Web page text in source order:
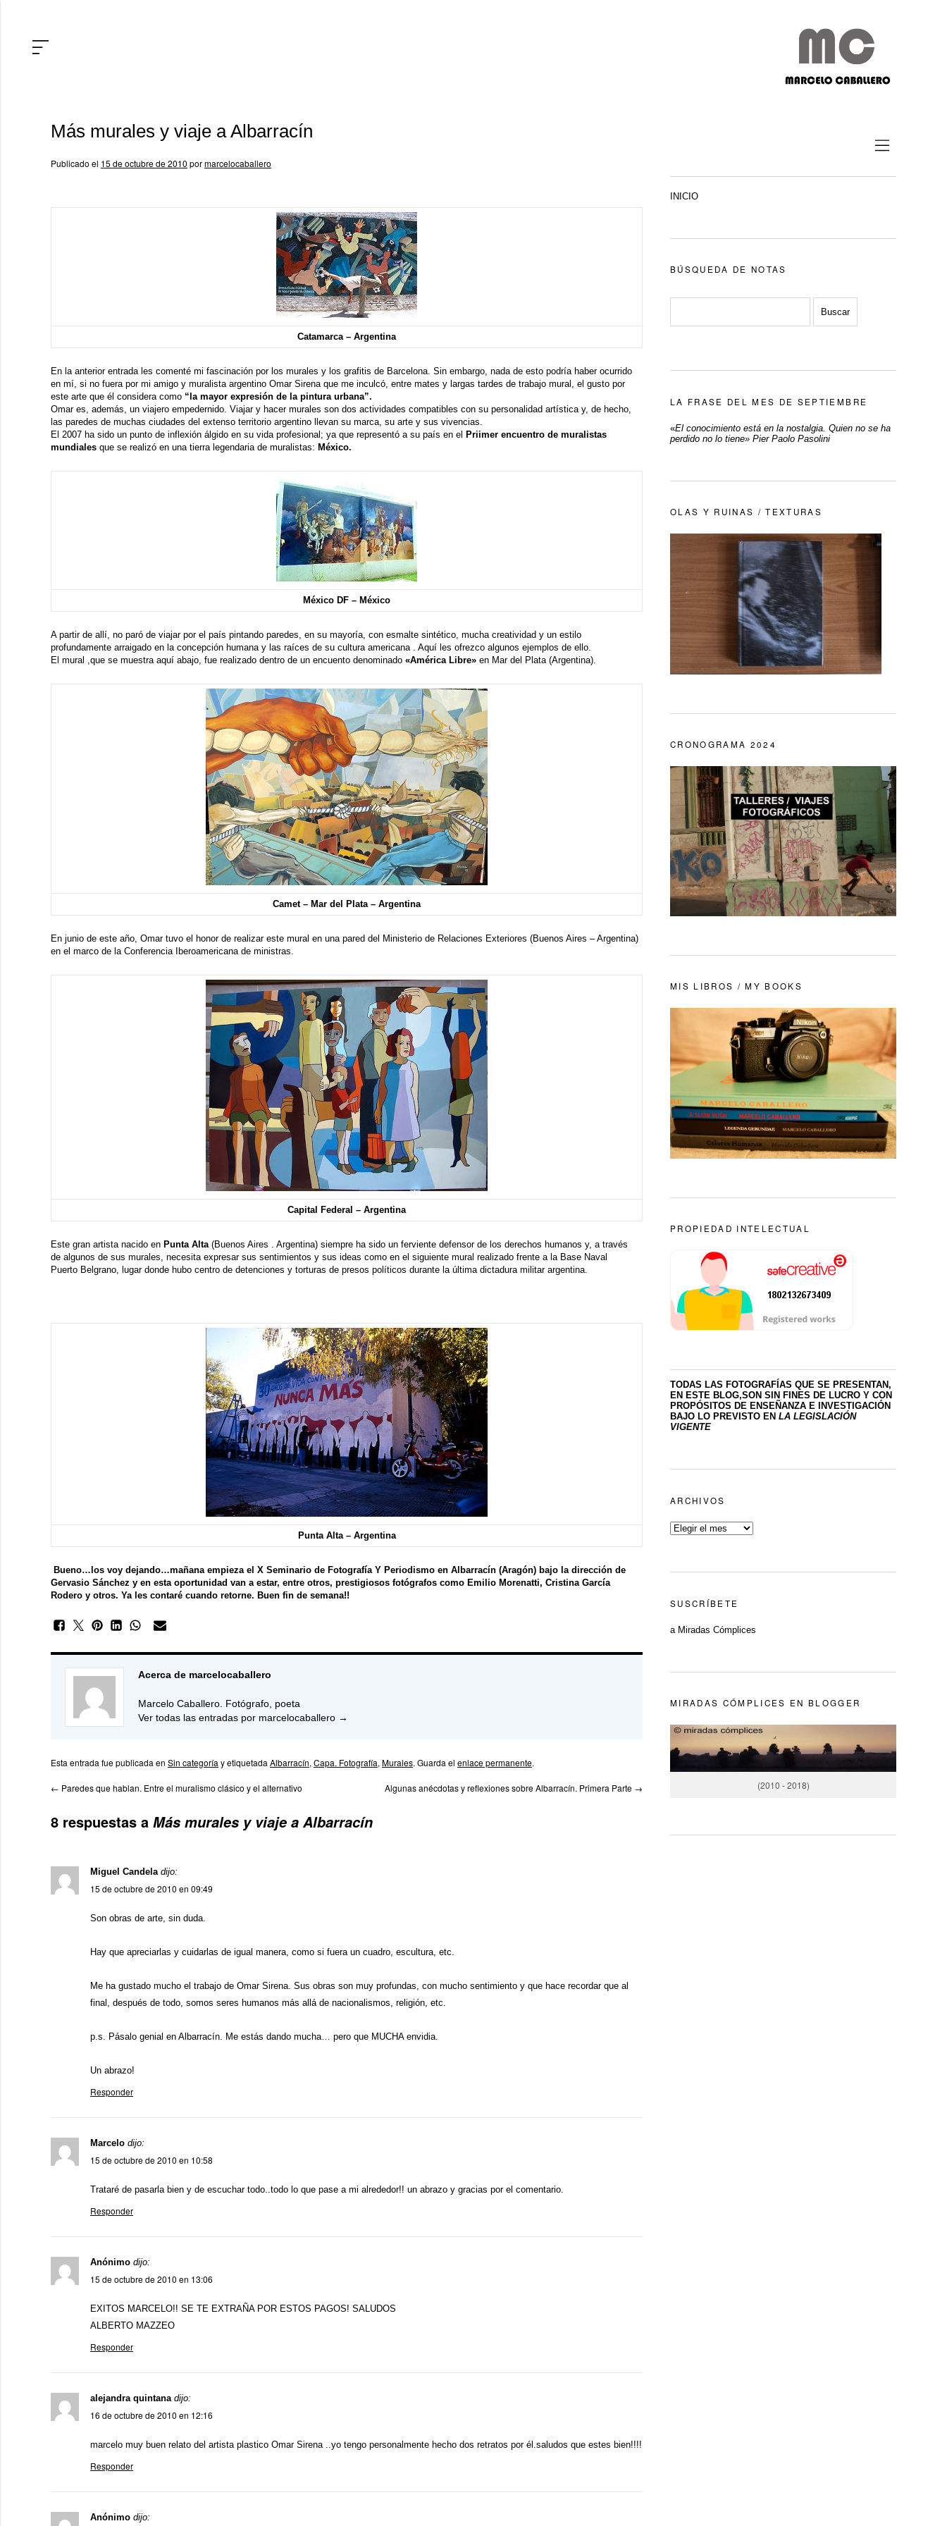
Más murales y viaje a Albarracín
Publicado el 15 de octubre de 2010 pormarcelocaballero
Catamarca – Argentina
En la anterior entrada les comenté mi fascinación por los murales y los grafitis de Barcelona. Sin embargo, nada de esto podría haber ocurrido
en mí, si no fuera por mi amigo y muralista argentino Omar Sirenaque me inculcó, entre mates y largas tardes de trabajo mural, el gusto por
este arte que él considera como “la mayor expresión de la pintura urbana”.
Omar es, además, un viajero empedernido. Viajar y hacer murales son dos actividades compatibles con su personalidad artística y, de hecho,
las paredes de muchas ciudades del extenso territorio argentino llevan su marca, su arte y sus vivencias.
El 2007 ha sido un punto de inflexión álgido en su vida profesional; ya que representó a su país en el Priimer encuentro de muralistas
mundiales que se realizó en una tierra legendaria de muralistas: México.
México DF – México
A partir de allí, no paró de viajar por el país pintando paredes, en su mayoría, con esmalte sintético, mucha creatividad y un estilo
profundamente arraigado en la concepción humana y las raíces de su cultura americana . Aquí les ofrezco algunos ejemplos de ello.
El mural ,que se muestra aquí abajo, fue realizado dentro de un encuento denominado «América Libre» en Mar del Plata (Argentina).
Camet – Mar del Plata – Argentina
En junio de este año, Omar tuvo el honor de realizar este mural en una pared del Ministerio de Relaciones Exteriores (Buenos Aires – Argentina)
en el marco de la Conferencia Iberoamericana de ministras.
Capital Federal – Argentina
Este gran artista nacido en Punta Alta(Buenos Aires . Argentina) siempre ha sido un ferviente defensor de los derechos humanos y, a través
de algunos de sus murales, necesita expresar sus sentimientos y sus ideas como en el siguiente mural realizado frente a la Base Naval
Puerto Belgrano, lugar donde hubo centro de detenciones y torturas de presos políticos durante la última dictadura militar argentina.
Punta Alta – Argentina
Bueno…los voy dejando…mañana empieza el X Seminario de Fotografía Y Periodismo en Albarracín (Aragón) bajo la dirección de
Gervasio Sánchez y en esta oportunidad van a estar, entre otros, prestigiosos fotógrafos como Emilio Morenatti, Cristina García
Rodero y otros. Ya les contaré cuando retorne. Buen fin de semana!!
Acerca de marcelocaballero
Marcelo Caballero. Fotógrafo, poeta
Ver todas las entradas por marcelocaballero →
Esta entrada fue publicada en Sin categoría y etiquetada Albarracín, Capa. Fotografía, Murales. Guarda el enlace permanente.
← Paredes que hablan. Entre el muralismo clásico y el alternativo Algunas anécdotas y reflexiones sobre Albarracín. Primera Parte →
8 respuestas a Más murales y viaje a Albarracín
Miguel Candela dijo:
15 de octubre de 2010 en 09:49
Son obras de arte, sin duda.
Hay que apreciarlas y cuidarlas de igual manera, como si fuera un cuadro, escultura, etc.
Me ha gustado mucho el trabajo de Omar Sirena. Sus obras son muy profundas, con mucho sentimiento y que hace recordar que al
final, después de todo, somos seres humanos más allá de nacionalismos, religión, etc.
p.s. Pásalo genial en Albarracín. Me estás dando mucha… pero que MUCHA envidia.
Un abrazo!
Responder
Marcelo dijo:
15 de octubre de 2010 en 10:58
Trataré de pasarla bien y de escuchar todo..todo lo que pase a mi alrededor!! un abrazo y gracias por el comentario.
Responder
Anónimo dijo:
15 de octubre de 2010 en 13:06
EXITOS MARCELO!! SE TE EXTRAÑA POR ESTOS PAGOS! SALUDOS
ALBERTO MAZZEO
Responder
alejandra quintana dijo:
16 de octubre de 2010 en 12:16
marcelo muy buen relato del artista plastico Omar Sirena ..yo tengo personalmente hecho dos retratos por él.saludos que estes bien!!!!
Responder
Anónimo dijo:
INICIO
BÚSQUEDA DE NOTAS
LA FRASE DEL MES DE SEPTIEMBRE
«El conocimiento está en la nostalgia. Quien no se ha
perdido no lo tiene» Pier Paolo Pasolini
OLAS Y RUINAS / TEXTURAS
CRONOGRAMA 2024
MIS LIBROS / MY BOOKS
PROPIEDAD INTELECTUAL
TODAS LAS FOTOGRAFÍAS QUE SE PRESENTAN,
EN ESTE BLOG,SON SIN FINES DE LUCRO Y CON
PROPÓSITOS DE ENSEÑANZA E INVESTIGACIÓN
BAJO LO PREVISTO EN LA LEGISLACIÓN
VIGENTE
ARCHIVOS
SUSCRÍBETE
a Miradas Cómplices
MIRADAS CÓMPLICES EN BLOGGER
(2010 - 2018)